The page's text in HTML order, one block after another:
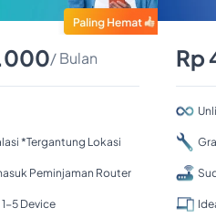
/ Bulan
*Tergantung Lokasi
Peminjaman Router
5 Device
Rp